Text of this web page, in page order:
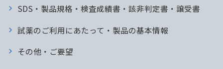
SDS・製品規格・検査成績書・該非判定書・譲受書
試薬のご利用にあたって・製品の基本情報
その他・ご要望